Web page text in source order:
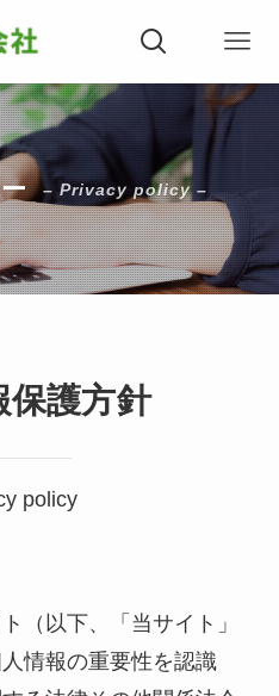
– Privacy policy –
保護方針
policy
（以下、「当サイト」
情報の重要性を認識